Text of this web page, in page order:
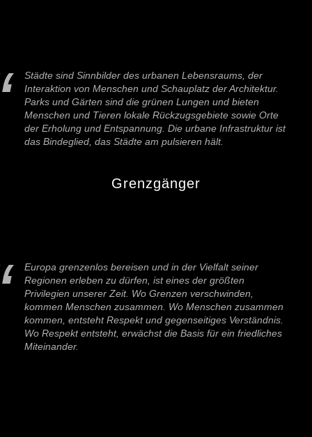
Städte sind Sinnbilder des urbanen Lebensraums, der
Interaktion von Menschen und Schauplatz der Architektur.
Parks und Gärten sind die grünen Lungen und bieten
Menschen und Tieren lokale Rückzugsgebiete sowie Orte
der Erholung und Entspannung. Die urbane Infrastruktur ist
das Bindeglied, das Städte am pulsieren hält.
Grenzgänger
Europa grenzenlos bereisen und in der Vielfalt seiner
Regionen erleben zu dürfen, ist eines der größten
Privilegien unserer Zeit. Wo Grenzen verschwinden,
kommen Menschen zusammen. Wo Menschen zusammen
kommen, entsteht Respekt und gegenseitiges Verständnis.
Wo Respekt entsteht, erwächst die Basis für ein friedliches
Miteinander.